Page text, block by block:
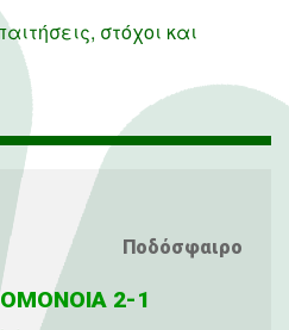
στόχοι και
Ποδόσφαιρο
2-1